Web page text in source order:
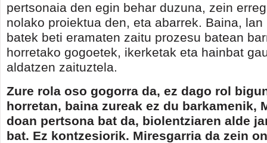
pertsonaia den egin behar duzuna, zein
nolako proiektua den, eta abarrek. Baina, lan
batek beti eramaten zaitu prozesu batean
horretako gogoetek, ikerketak eta hainbat
aldatzen zaituztela.
Zure rola oso gogorra da, ez dago rol
horretan, baina zureak ez du barkamenik,
doan pertsona bat da, biolentziaren alde
bat. Ez kontzesiorik. Miresgarria da zein